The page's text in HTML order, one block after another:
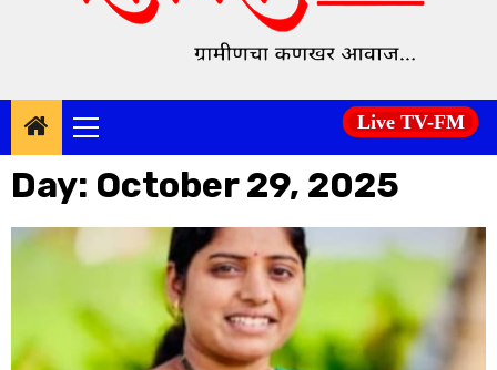
Primary
Menu
Live TV-FM
Day: October 29, 2025